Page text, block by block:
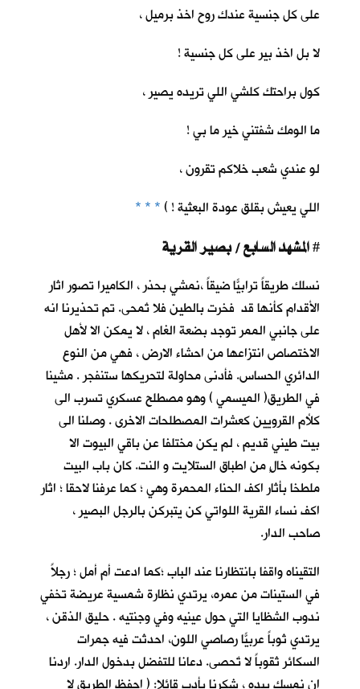
على كل جنسية عندك روح اخذ برميل ،
لا بل اخذ بير على كل جنسية !
كول براحتك كلشي اللي تريده يصير ،
ما الومك شفتني خير ما بي !
لو عندي شعب خلاكم تقرون ،
اللي يعيش بقلق عودة البعثية ! )* * *
# المشهد السابع / بصير القرية
نسلك طريقاً ترابيّاً ضيقاً ،نمشي بحذر ، الكاميرا تصور اثار
الأقدام كأنها قد فخرت بالطين فلا تُمحى. تم تحذيرنا انه
على جانبي الممر توجد بضعة الغام ، لا يمكن الا لأهل
الاختصاص انتزاعها من احشاء الارض ، فهي من النوع
الدائري الحساس. فأدنى محاولة لتحريكها ستنفجر . مشينا
في الطريق( الميسمي ) وهو مصطلح عسكري تسرب الى
كلأم القرويين كعشرات المصطلحات الاخرى . وصلنا الى
بيت طيني قديم ، لم يكن مختلفا عن باقي البيوت الا
بكونه خالٍ من اطباق الستلايت و النت. كان باب البيت
ملطخا بأثار اكف الحناء المحمرة وهي ؛ كما عرفنا لاحقا ؛ اثار
اكف نساء القرية اللواتي كن يتبركن بالرجل البصير ،
صاحب الدار.
التقيناه واقفا بانتظارنا عند الباب ؛كما ادعت أم أمل ؛ رجلاً
في الستينات من عمره، يرتدي نظارة شمسية عريضة تخفي
ندوب الشظايا التي حول عينيه وفي وجنتيه . حليق الذقن ،
يرتدي ثوباً عربيّاً رصاصي اللون، احدثت فيه جمرات
السكائر ثقوباً لا تٌحصى. دعانا للتفضل بدخول الدار. اردنا